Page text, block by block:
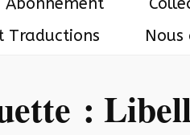
Traductions
: